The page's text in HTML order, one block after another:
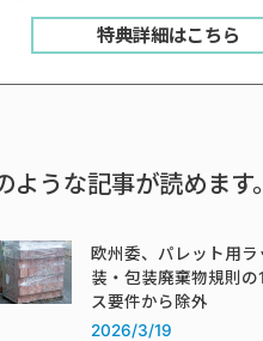
特典詳細はこちら
うな記事が読めます。
欧州委、パレット用
装・包装廃棄物規則の
ス要件から除外
2026/3/19